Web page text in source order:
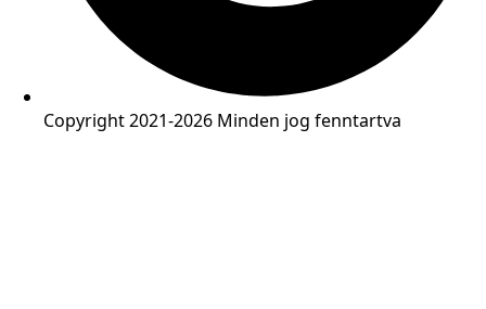
Copyright 2021-2026 Minden jog fenntartva